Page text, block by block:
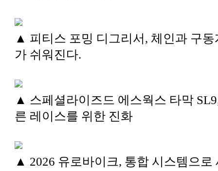
▲ 피티스 포밍 디그리서, 체인과 구동
가 쉬워진다.
▲ 스페셜라이즈드 에스웍스 타막
른 레이스를 위한 진화
▲ 2026 유로바이크, 통합 시스템으로